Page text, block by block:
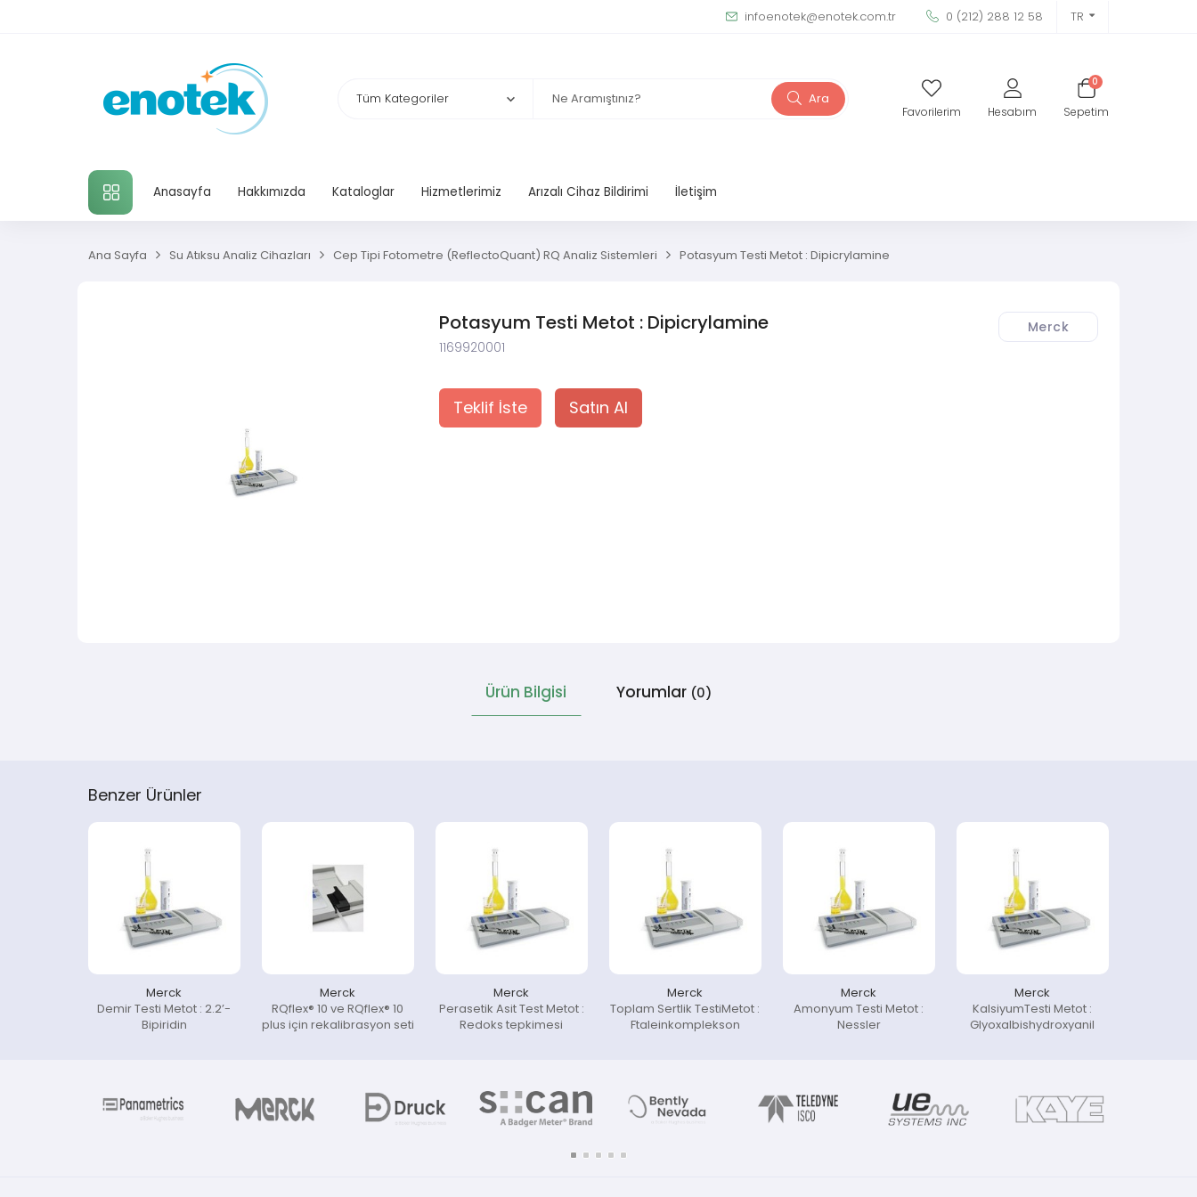
infoenotek@enotek.com.tr 0 (212) 288 12 58 TR
Favorilerim Hesabım
0
Sepetim
Ara
TÜM KATEGORILER
Anasayfa Hakkımızda Kataloglar Hizmetlerimiz Arızalı Cihaz Bildirimi İletişim
Ana Sayfa Su Atıksu Analiz Cihazları Cep Tipi Fotometre (ReflectoQuant) RQ Analiz Sistemleri Potasyum Testi Metot : Dipicrylamine
Merck
Potasyum Testi Metot : Dipicrylamine
1169920001
Teklif İste Satın Al
Ürün Bilgisi Yorumlar (0)
Benzer Ürünler
Merck
Demir Testi Metot : 2.2’-
Bipiridin
Merck
RQflex® 10 ve RQflex® 10
plus için rekalibrasyon seti
Merck
Perasetik Asit Test Metot :
Redoks tepkimesi
Merck
Toplam Sertlik TestiMetot :
Ftaleinkomplekson
Merck
Amonyum Testi Metot :
Nessler
Merck
KalsiyumTesti Metot :
Glyoxalbishydroxyanil